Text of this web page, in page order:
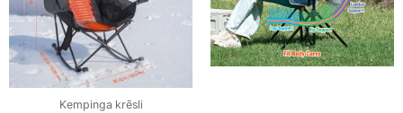
Kempinga krēsli